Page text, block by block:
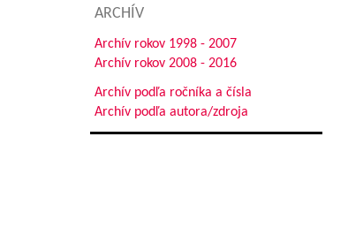
ARCHÍV
Archív rokov 1998 - 2007
Archív rokov 2008 - 2016
Archív podľa ročníka a čísla
Archív podľa autora/zdroja